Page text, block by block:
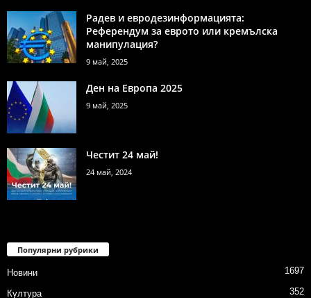
Радев и евродезинформацията:
Референдум за еврото или кремълска
манипулация?
9 май, 2025
Ден на Европа 2025
9 май, 2025
Честит 24 май!
24 май, 2024
Популярни рубрики
Новини 1697
Култура 352